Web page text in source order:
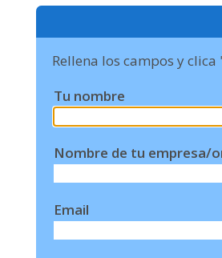
Rellena los campos y clica
Tu nombre
Nombre de tu empresa/
Email